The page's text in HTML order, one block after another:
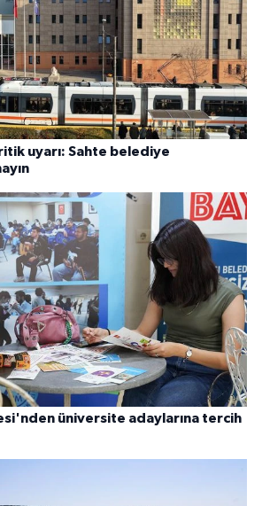
uyarı: Sahte belediye
üniversite adaylarına tercih